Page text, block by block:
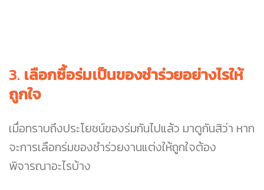
3. เลือกซื้อร่มเป็นของชำร่วยอย่างไรให้
ถูกใจ
เมื่อทราบถึงประโยชน์ของร่มกันไปแล้ว มาดูกันสิว่า หาก
จะการเลือกร่มของชำร่วยงานแต่งให้ถูกใจต้อง
พิจารณาอะไรบ้าง